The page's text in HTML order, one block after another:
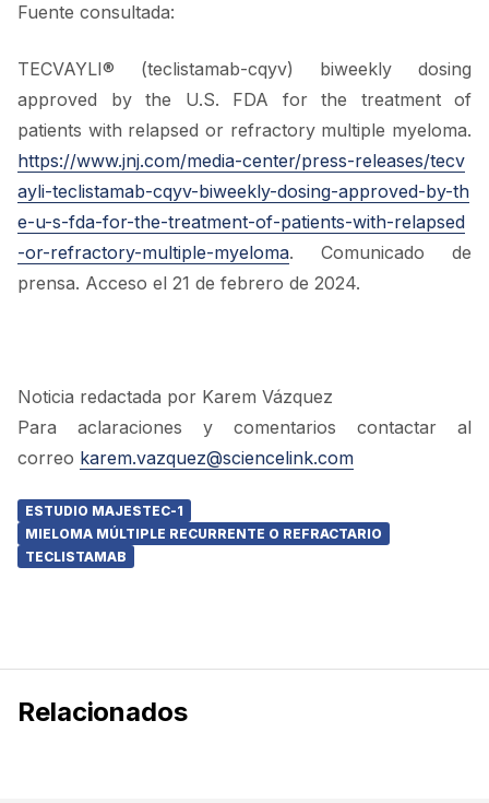
Fuente consultada:
TECVAYLI® (teclistamab-cqyv) biweekly dosing
approved by the U.S. FDA for the treatment of
patients with relapsed or refractory multiple myeloma.
https://www.jnj.com/media-center/press-releases/tecv
ayli-teclistamab-cqyv-biweekly-dosing-approved-by-th
e-u-s-fda-for-the-treatment-of-patients-with-relapsed
-or-refractory-multiple-myeloma. Comunicado de
prensa. Acceso el 21 de febrero de 2024.
Noticia redactada por Karem Vázquez
Para aclaraciones y comentarios contactar al
correo karem.vazquez@sciencelink.com
ESTUDIO MAJESTEC-1
MIELOMA MÚLTIPLE RECURRENTE O REFRACTARIO
TECLISTAMAB
Relacionados